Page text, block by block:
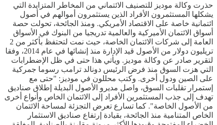
حذرت وكالة موديز للتصنيف الائتماني من المخاطر المتزايدة التي
يشكلها المستثمرون الأفراد الذين يستثمرون أموالهم في أصول
ائتمانية خاصة على الاقتصاد الأمريكي. ومنذ الجائحة، تحولت حصة
أسواق الائتمان الأميركية والعالمية تدريجيا من البنوك في الأسواق
العامة إلى شركات الائتمان الخاصة، حيث نمت لتحتفظ بأكثر من 2
تريليون دولار من الأصول قيد الإدارة منذ إنشائها في عام 2014، وفقا
لتقرير صادر عن وكالة موديز. ويأتي هذا حتى في ظل الإضطرابات
التي هزت السوق منذ فرض الرئيس دونالد ترامب رسوما جمركية
على الصين ودول أخرى. وكتب محللون في موديز: "حتى مع
إستمرار تقلبات السوق، واصل مديرو الأصول البديلة إطلاق صناديق
تهدف إلى جذب المستثمرين الأفراد إلى الائتمان الخاص وأنواع أخرى
من الأصول الخاصة". كما تسارع تعرض التجزئة لمساحة الائتمان
الخاص المتنامية منذ الجائحة، بقيادة إرتفاع صناديق الاستثمار